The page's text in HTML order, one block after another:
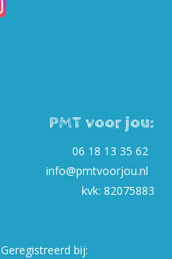
PMT voor jou:
06 18 13 35 62
info@pmtvoorjou.nl
kvk: 82075883
Geregistreerd bij: